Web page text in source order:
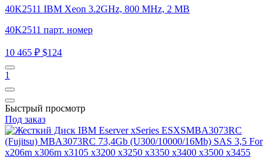
40K2511 IBM Xeon 3.2GHz, 800 MHz, 2 MB
40K2511 парт. номер
10 465 ₽ $124
1
Быстрый просмотр
Под заказ